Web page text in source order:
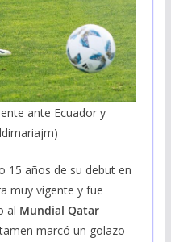
ante Ecuador y
15 años de su debut en
muy vigente y fue
al Mundial Qatar
marcó un golazo